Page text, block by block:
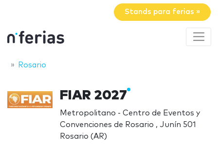
Stands para ferias »
Rosario
FIAR 2027
Metropolitano - Centro de Eventos y
Convenciones de Rosario , Junín 501
Rosario (AR)